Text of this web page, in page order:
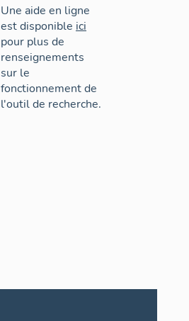
Une aide en ligne
est disponible ici
pour plus de
renseignements
sur le
fonctionnement de
l'outil de recherche.